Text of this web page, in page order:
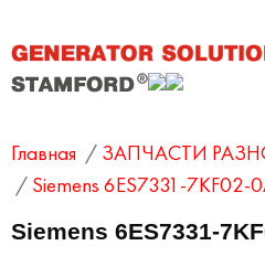
Главная / ЗАПЧАСТИ
/ Siemens 6ES7331-7KF02-
Siemens 6ES7331-